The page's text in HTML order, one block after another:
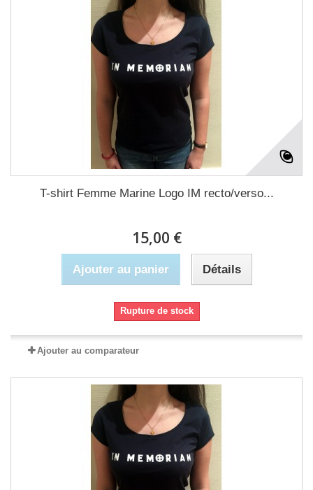
T-shirt Femme Marine Logo IM recto/verso...
15,00 €
Ajouter au panier Détails
Rupture de stock
Ajouter au comparateur